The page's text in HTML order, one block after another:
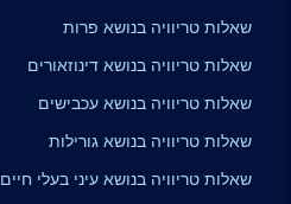
שאלות טריוויה בנושא פרות
שאלות טריוויה בנושא דינוזאורים
שאלות טריוויה בנושא עכבישים
שאלות טריוויה בנושא גורילות
שאלות טריוויה בנושא עיני בעלי חיים